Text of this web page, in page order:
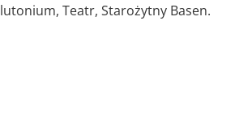
Teatr, Starożytny Basen.